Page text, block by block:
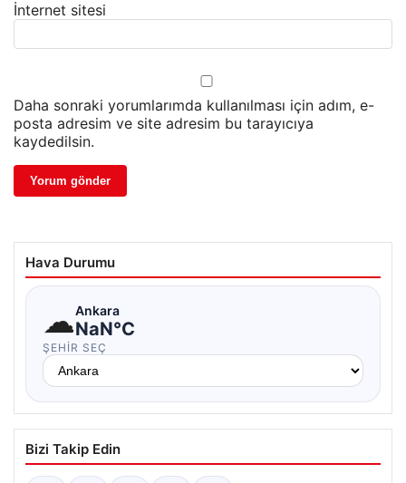
İnternet sitesi
Daha sonraki yorumlarımda kullanılması için adım, e-
posta adresim ve site adresim bu tarayıcıya
kaydedilsin.
Hava Durumu
☁Ankara
NaN°C
ŞEHIR SEÇ
Bizi Takip Edin